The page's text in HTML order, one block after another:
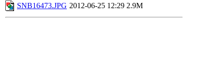
SNB16473.JPG 2012-06-25 12:29 2.9M